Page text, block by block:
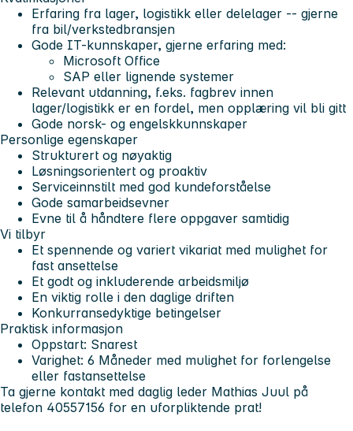
Erfaring fra lager, logistikk eller delelager -- gjerne
fra bil/verkstedbransjen
Gode IT-kunnskaper, gjerne erfaring med:
Microsoft Office
SAP eller lignende systemer
Relevant utdanning, f.eks. fagbrev innen
lager/logistikk er en fordel, men opplæring vil bli gitt
Gode norsk- og engelskkunnskaper
Personlige egenskaper
Strukturert og nøyaktig
Løsningsorientert og proaktiv
Serviceinnstilt med god kundeforståelse
Gode samarbeidsevner
Evne til å håndtere flere oppgaver samtidig
Vi tilbyr
Et spennende og variert vikariat med mulighet for
fast ansettelse
Et godt og inkluderende arbeidsmiljø
En viktig rolle i den daglige driften
Konkurransedyktige betingelser
Praktisk informasjon
Oppstart: Snarest
Varighet: 6 Måneder med mulighet for forlengelse
eller fastansettelse
Ta gjerne kontakt med daglig leder Mathias Juul på
telefon 40557156 for en uforpliktende prat!